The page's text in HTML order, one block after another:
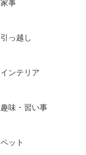
家事
引っ越し
インテリア
趣味・習い事
ペット